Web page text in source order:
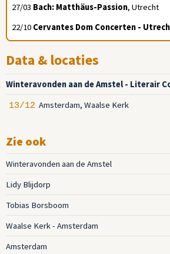
27/03 Bach: Matthäus-Passion, Utrecht
22/10 Cervantes Dom Concerten -
Data & locaties
Winteravonden aan de Amstel - Literair
13/12 Amsterdam, Waalse Kerk
Zie ook
Winteravonden aan de Amstel
Lidy Blijdorp
Tobias Borsboom
Waalse Kerk - Amsterdam
Amsterdam